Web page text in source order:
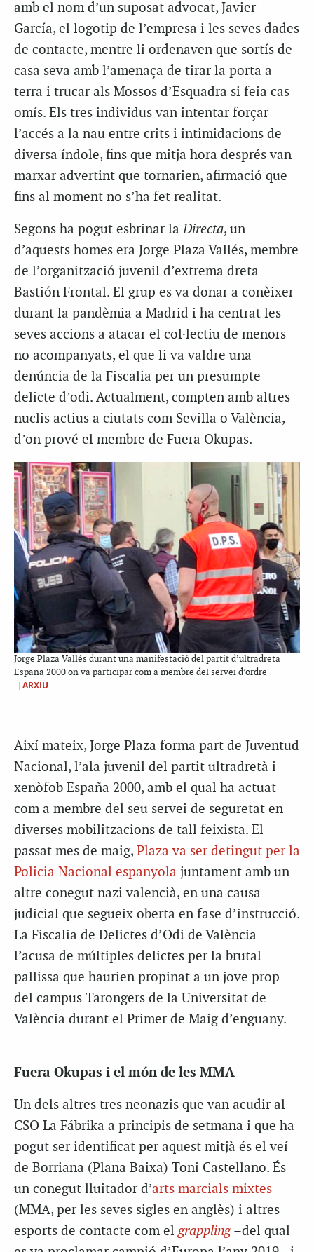
amb el nom d’un suposat advocat, Javier
García, el logotip de l’empresa i les seves dades
de contacte, mentre li ordenaven que sortís de
casa seva amb l’amenaça de tirar la porta a
terra i trucar als Mossos d’Esquadra si feia cas
omís. Els tres individus van intentar forçar
l’accés a la nau entre crits i intimidacions de
diversa índole, fins que mitja hora després van
marxar advertint que tornarien, afirmació que
fins al moment no s’ha fet realitat.
Segons ha pogut esbrinar laDirecta, un
d’aquests homes era Jorge Plaza Vallés, membre
de l’organització juvenil d’extrema dreta
Bastión Frontal. El grup es va donar a conèixer
durant la pandèmia a Madrid i ha centrat les
seves accions a atacar el col·lectiu de menors
no acompanyats, el que li va valdre una
denúncia de la Fiscalia per un presumpte
delicte d’odi. Actualment, compten amb altres
nuclis actius a ciutats com Sevilla o València,
d’on prové el membre de Fuera Okupas.
Jorge Plaza Vallés durant una manifestació del partit d’ultradreta
España 2000 on va participar com a membre del servei d’ordre
|ARXIU
Així mateix, Jorge Plaza forma part de Juventud
Nacional, l’ala juvenil del partit ultradretà i
xenòfob España 2000, amb el qual ha actuat
com a membre del seu servei de seguretat en
diverses mobilitzacions de tall feixista. El
passat mes de maig, Plaza va ser detingut per la
Policia Nacional espanyola juntament amb un
altre conegut nazi valencià, en una causa
judicial que segueix oberta en fase d’instrucció.
La Fiscalia de Delictes d’Odi de València
l’acusa de múltiples delictes per la brutal
pallissa que haurien propinat a un jove prop
del campus Tarongers de la Universitat de
València durant el Primer de Maig d’enguany.
Fuera Okupas i el món de les MMA
Un dels altres tres neonazis que van acudir al
CSO La Fábrika a principis de setmana i que ha
pogut ser identificat per aquest mitjà és el veí
de Borriana (Plana Baixa) Toni Castellano. És
un conegut lluitador d’arts marcials mixtes
(MMA, per les seves sigles en anglès) i altres
esports de contacte com elgrappling–del qual